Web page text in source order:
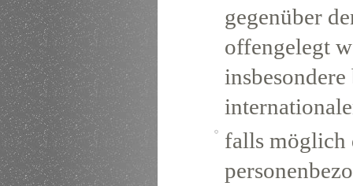
gegenüber
offengelegt
falls möglich